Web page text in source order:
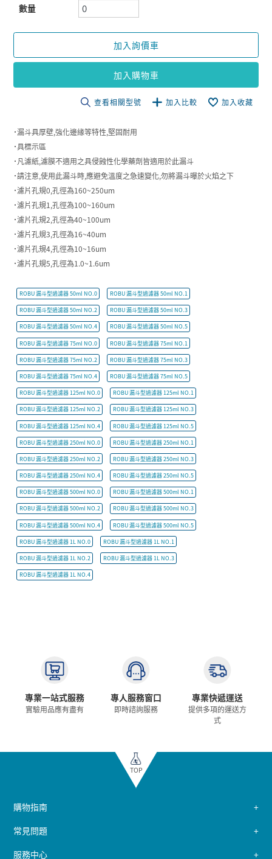
數量
加入詢價車
加入購物車
查看相關型號 加入比較 加入收藏
˙漏斗具厚壁,強化邊緣等特性,堅固耐用
˙具標示區
˙凡濾紙,濾膜不適用之具侵蝕性化學藥劑皆適用於此漏斗
˙請注意,使用此漏斗時,應避免溫度之急速變化,勿將漏斗曝於火焰之下
˙濾片孔規0,孔徑為160~250um
˙濾片孔規1,孔徑為100~160um
˙濾片孔規2,孔徑為40~100um
˙濾片孔規3,孔徑為16~40um
˙濾片孔規4,孔徑為10~16um
˙濾片孔規5,孔徑為1.0~1.6um
ROBU 漏斗型過濾器 50ml NO.0 ROBU 漏斗型過濾器 50ml NO.1
ROBU 漏斗型過濾器 50ml NO.2 ROBU 漏斗型過濾器 50ml NO.3
ROBU 漏斗型過濾器 50ml NO.4 ROBU 漏斗型過濾器 50ml NO.5
ROBU 漏斗型過濾器 75ml NO.0 ROBU 漏斗型過濾器 75ml NO.1
ROBU 漏斗型過濾器 75ml NO.2 ROBU 漏斗型過濾器 75ml NO.3
ROBU 漏斗型過濾器 75ml NO.4 ROBU 漏斗型過濾器 75ml NO.5
ROBU 漏斗型過濾器 125ml NO.0 ROBU 漏斗型過濾器 125ml NO.1
ROBU 漏斗型過濾器 125ml NO.2 ROBU 漏斗型過濾器 125ml NO.3
ROBU 漏斗型過濾器 125ml NO.4 ROBU 漏斗型過濾器 125ml NO.5
ROBU 漏斗型過濾器 250ml NO.0 ROBU 漏斗型過濾器 250ml NO.1
ROBU 漏斗型過濾器 250ml NO.2 ROBU 漏斗型過濾器 250ml NO.3
ROBU 漏斗型過濾器 250ml NO.4 ROBU 漏斗型過濾器 250ml NO.5
ROBU 漏斗型過濾器 500ml NO.0 ROBU 漏斗型過濾器 500ml NO.1
ROBU 漏斗型過濾器 500ml NO.2 ROBU 漏斗型過濾器 500ml NO.3
ROBU 漏斗型過濾器 500ml NO.4 ROBU 漏斗型過濾器 500ml NO.5
ROBU 漏斗型過濾器 1L NO.0 ROBU 漏斗型過濾器 1L NO.1
ROBU 漏斗型過濾器 1L NO.2 ROBU 漏斗型過濾器 1L NO.3
ROBU 漏斗型過濾器 1L NO.4
專業一站式服務
實驗用品應有盡有
專人服務窗口
即時諮詢服務
專業快遞運送
提供多項的運送方
式
TOP
購物指南
常見問題
服務中心